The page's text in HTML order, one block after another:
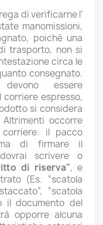
di verificarne l'
manomissioni,
poiché una
trasporto, non si
circa le
consegnato.
devono essere
corriere espresso,
si considera
occorre
corriere: il pacco
di firmare il
scrivere o
di riserva", e
(Es. “scatola
“scatola
il documento del
opporre alcuna